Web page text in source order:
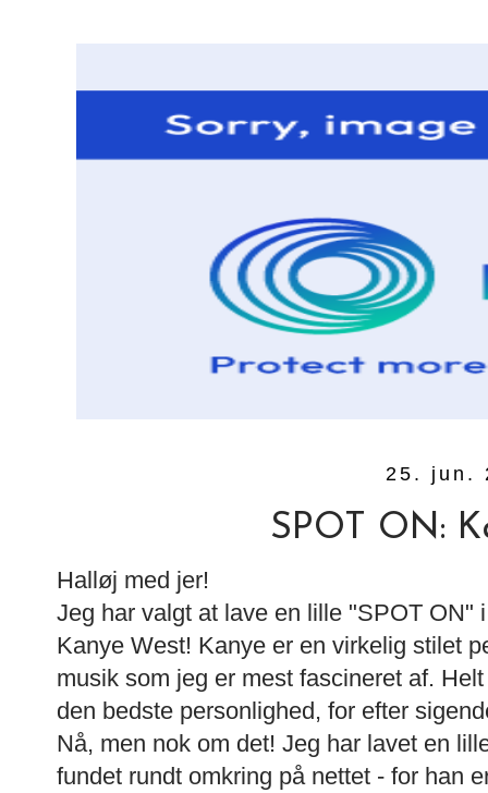
25. jun.
SPOT ON:
Halløj med jer!
Jeg har valgt at lave en lille "SPOT ON"
Kanye West! Kanye er en virkelig stilet
musik som jeg er mest fascineret af.
den bedste personlighed, for efter
Nå, men nok om det! Jeg har lavet en
fundet rundt omkring på nettet - for han